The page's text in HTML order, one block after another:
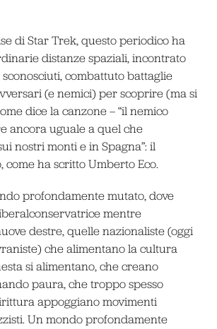
di Star Trek, questo periodico ha
distanze spaziali, incontrato
combattuto battaglie
(e nemici) per scoprire (ma si
dice la canzone – “il nemico
ancora uguale a quel che
nostri monti e in Spagna”: il
come ha scritto Umberto Eco.
profondamente mutato, dove
mentre
destre, quelle nazionaliste (oggi
che alimentano la cultura
si alimentano, che creano
paura, che troppo spesso
appoggiano movimenti
Un mondo profondamente